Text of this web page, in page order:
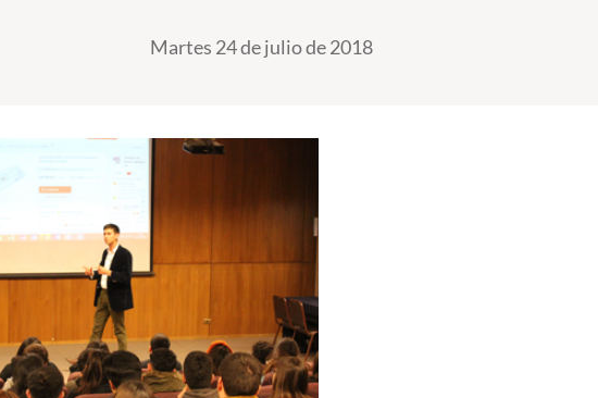
Martes 24 de julio de 2018